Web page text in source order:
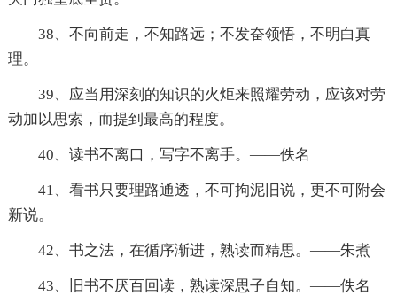
38、不向前走，不知路远；不发奋领悟，不明白真
理。
39、应当用深刻的知识的火炬来照耀劳动，应该对劳
动加以思索，而提到最高的程度。
40、读书不离口，写字不离手。——佚名
41、看书只要理路通透，不可拘泥旧说，更不可附会
新说。
42、书之法，在循序渐进，熟读而精思。——朱煮
43、旧书不厌百回读，熟读深思子自知。——佚名